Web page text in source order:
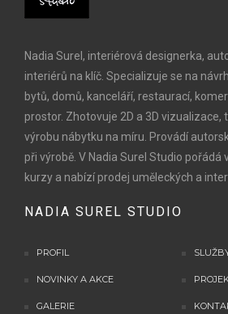
Nadia Surel, interiérová designerka,
interiérů na klíč. Specializuje se na
bytů, domů, kanceláří, restaurací,
prostor. Zhotovuje 2D a 3D vizualizace,
výrobu nábytku na míru. Provádí
při výrobě. V Nadia Surel Studio pořádá
kurzy a nabízí prodej uměleckých a
NADIA SUREL STUDIO
PROFIL
NOVINKY A AKCE
GALERIE